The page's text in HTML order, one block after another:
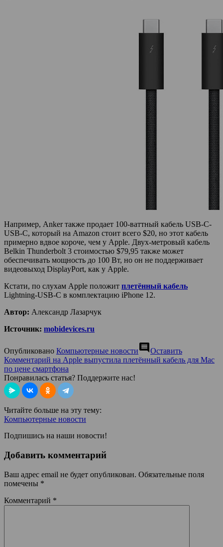
Например, Anker также продает 100-ваттный кабель USB-C-
USB-C, который на Amazon стоит всего $20, но этот кабель
примерно вдвое короче, чем у Apple. Двух-метровый кабель
Belkin Thunderbolt 3 стоимостью $79,95 также может
обеспечивать мощность до 100 Вт, но он не поддерживает
видеовыход DisplayPort, как у Apple.
Кстати, по слухам Apple положит плетённый кабель
Lightning-USB-C в комплектацию iPhone 12.
Автор: Александр Лазарчук
Источник: mobidevices.ru
Опубликовано Компьютерные новостиcomment Оставить
Комментарий на Apple выпустила плетённый кабель для Mac
по цене смартфонa
Понравилась статья? Поддержите нас!
Читайте больше на эту тему:
Компьютерные новости
Подпишись на наши новости!
Добавить комментарий
Ваш адрес email не будет опубликован. Обязательные поля
помечены *
Комментарий *